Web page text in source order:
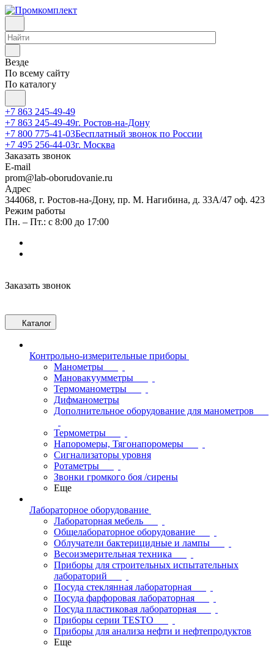
Везде
По всему сайту
По каталогу
+7 863 245-49-49
+7 863 245-49-49г. Ростов-на-Дону
+7 800 775-41-03Бесплатный звонок по России
+7 495 256-44-03г. Москва
Заказать звонок
E-mail
prom@lab-oborudovanie.ru
Адрес
344068, г. Ростов-на-Дону, пр. М. Нагибина, д. 33А/47 оф. 423
Режим работы
Пн. – Пт.: с 8:00 до 17:00
Заказать звонок
Каталог
Контрольно-измерительные приборы
Манометры
Мановакуумметры
Термоманометры
Дифманометры
Дополнительное оборудование для манометров
Термометры
Напоромеры, Тягонапоромеры
Сигнализаторы уровня
Ротаметры
Звонки громкого боя /сирены
Еще
Лабораторное оборудование
Лабораторная мебель
Общелабораторное оборудование
Облучатели бактерицидные и лампы
Весоизмерительная техника
Приборы для строительных испытательных
лабораторий
Посуда стеклянная лабораторная
Посуда фарфоровая лабораторная
Посуда пластиковая лабораторная
Приборы серии TESTO
Приборы для анализа нефти и нефтепродуктов
Еще